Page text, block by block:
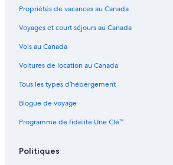
Propriétés de vacances au Canada
Voyages et court séjours au Canada
Vols au Canada
Voitures de location au Canada
Tous les types d’hébergement
Blogue de voyage
Programme de fidélité Une Clé™
Politiques